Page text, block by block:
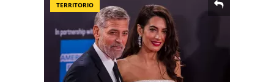
TERRITORIO